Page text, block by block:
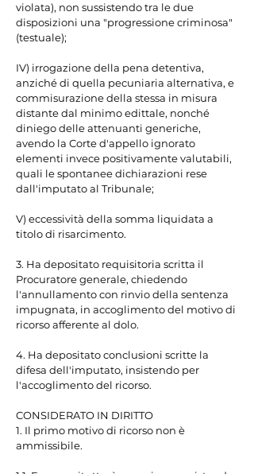
violata), non sussistendo tra le due
disposizioni una "progressione criminosa"
(testuale);
IV) irrogazione della pena detentiva,
anziché di quella pecuniaria alternativa, e
commisurazione della stessa in misura
distante dal minimo edittale, nonché
diniego delle attenuanti generiche,
avendo la Corte d'appello ignorato
elementi invece positivamente valutabili,
quali le spontanee dichiarazioni rese
dall'imputato al Tribunale;
V) eccessività della somma liquidata a
titolo di risarcimento.
3. Ha depositato requisitoria scritta il
Procuratore generale, chiedendo
l'annullamento con rinvio della sentenza
impugnata, in accoglimento del motivo di
ricorso afferente al dolo.
4. Ha depositato conclusioni scritte la
difesa dell'imputato, insistendo per
l'accoglimento del ricorso.
CONSIDERATO IN DIRITTO
1. Il primo motivo di ricorso non è
ammissibile.